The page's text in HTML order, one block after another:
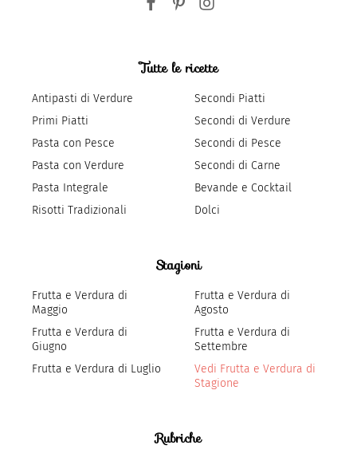
Tutte le ricette
Antipasti di Verdure
Primi Piatti
Pasta con Pesce
Pasta con Verdure
Pasta Integrale
Risotti Tradizionali
Secondi Piatti
Secondi di Verdure
Secondi di Pesce
Secondi di Carne
Bevande e Cocktail
Dolci
Stagioni
Frutta e Verdura di
Maggio
Frutta e Verdura di
Giugno
Frutta e Verdura di Luglio
Frutta e Verdura di
Agosto
Frutta e Verdura di
Settembre
Vedi Frutta e Verdura di
Stagione
Rubriche